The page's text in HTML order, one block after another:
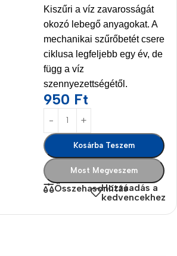
Kiszűri a víz zavarosságát
okozó lebegő anyagokat. A
mechanikai szűrőbetét csere
ciklusa legfeljebb egy év, de
függ a víz
szennyezettségétől.
950 Ft
Kosárba Teszem
Most Megveszem
ÖsszehasonlításHozzáadás a
kedvencekhez